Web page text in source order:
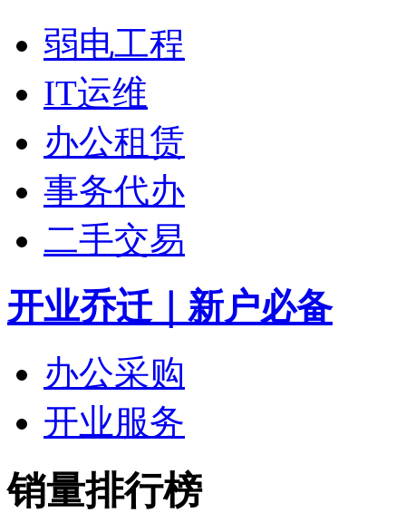
弱电工程
IT运维
办公租赁
事务代办
二手交易
开业乔迁｜新户必备
办公采购
开业服务
销量排行榜